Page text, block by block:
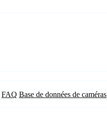
FAQ Base de données de caméras